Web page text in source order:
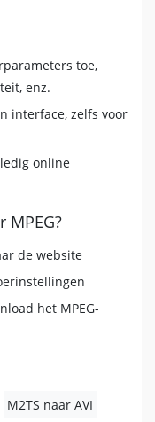
toe,
enz.
interface, zelfs voor
online
MPEG?
de website
het MPEG-
M2TS naar AVI